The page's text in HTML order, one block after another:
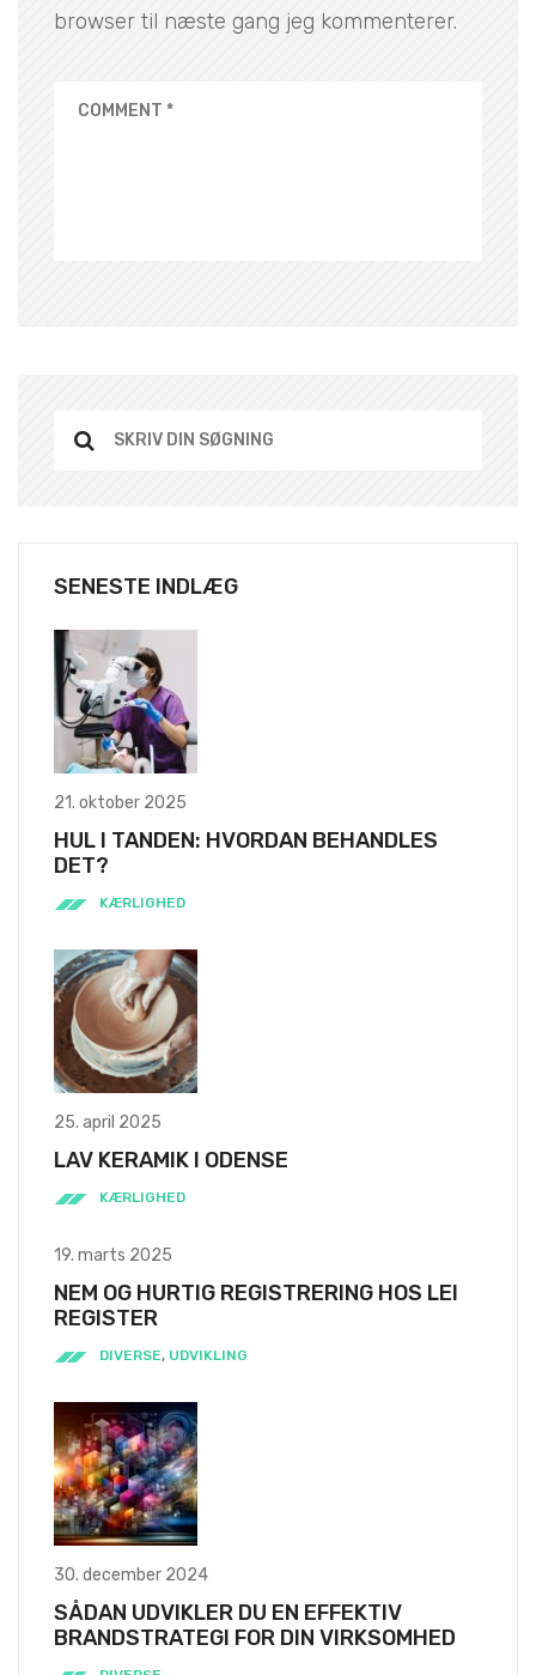
browser til næste gang jeg kommenterer.
SENESTE INDLÆG
21. oktober 2025
HUL I TANDEN: HVORDAN BEHANDLES
KÆRLIGHED
KÆRLIGHED
19. marts 2025
NEM OG HURTIG REGISTRERING HOS LEI
DIVERSE,UDVIKLING
30. december 2024